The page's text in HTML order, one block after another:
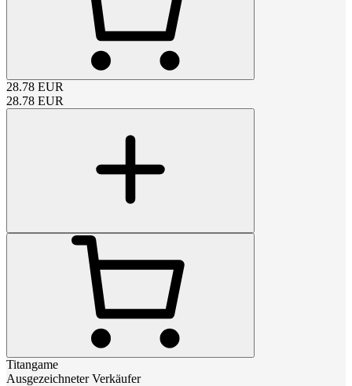
28.78 EUR
28.78 EUR
Titangame
Ausgezeichneter Verkäufer